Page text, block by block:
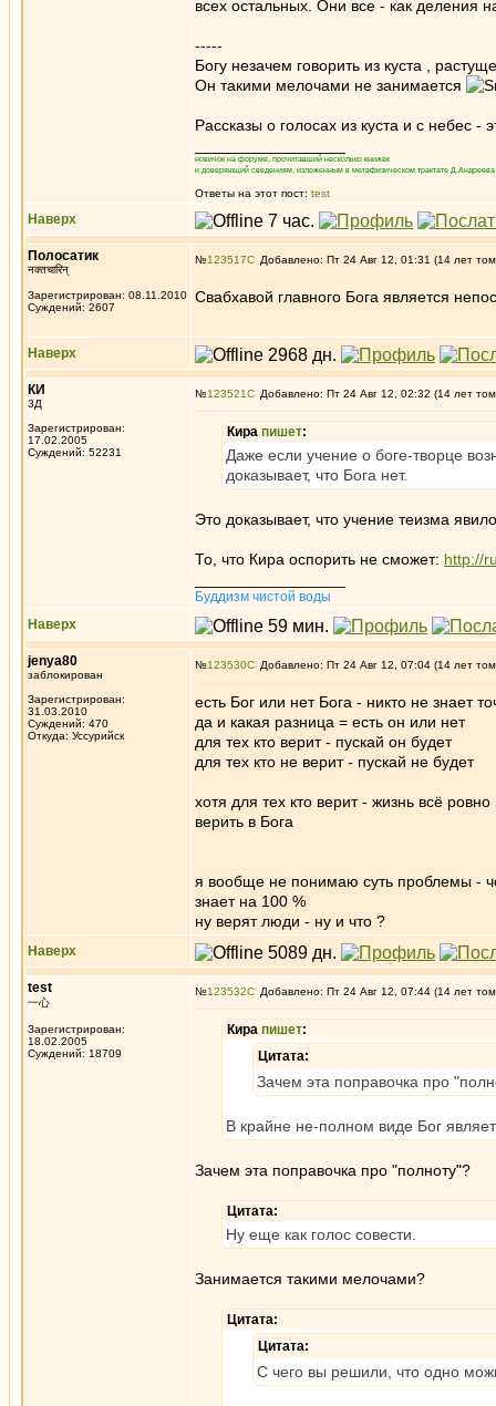
всех остальных. Они все - как деления
-----
Богу незачем говорить из куста ,
Он такими мелочами не занимается
Рассказы о голосах из куста и с небес
новичок на форуме, прочитавший несколько книжек
и доверяющий сведениям, изложенным в метафизическом трактате
Ответы на этот пост: test
Наверх
Полосатик
नक्तचारिन्
Зарегистрирован: 08.11.2010
Суждений: 2607
№123517 Добавлено: Пт 24 Авг 12, 01:31 (14 лет
Свабхавой главного Бога является
Наверх
КИ
3Д
Зарегистрирован:
17.02.2005
Суждений: 52231
№123521 Добавлено: Пт 24 Авг 12, 02:32 (14 лет
Кира пишет:
Даже если учение о боге-творце
доказывает, что Бога нет.
Это доказывает, что учение теизма
То, что Кира оспорить не сможет: http://
Буддизм чистой воды
Наверх
jenya80
заблокирован
Зарегистрирован:
31.03.2010
Суждений: 470
Откуда: Уссурийск
№123530 Добавлено: Пт 24 Авг 12, 07:04 (14 лет
есть Бог или нет Бога - никто не знает
да и какая разница = есть он или нет
для тех кто верит - пускай он будет
для тех кто не верит - пускай не будет
хотя для тех кто верит - жизнь всё
верить в Бога
я вообще не понимаю суть проблемы -
знает на 100 %
ну верят люди - ну и что ?
Наверх
test
一心
Зарегистрирован:
18.02.2005
Суждений: 18709
№123532 Добавлено: Пт 24 Авг 12, 07:44 (14 лет
Кира пишет:
Цитата:
Зачем эта поправочка про
В крайне не-полном виде Бог
Зачем эта поправочка про "полноту"?
Цитата:
Ну еще как голос совести.
Занимается такими мелочами?
Цитата:
Цитата:
С чего вы решили, что одно